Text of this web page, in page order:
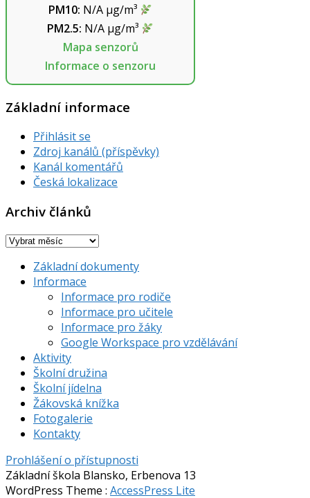
PM10: N/Aµg/m³
PM2.5: N/Aµg/m³
Mapa senzorů
Informace o senzoru
Základní informace
Přihlásit se
Zdroj kanálů (příspěvky)
Kanál komentářů
Česká lokalizace
Archiv článků
Archiv
Základní dokumenty
Informace
Informace pro rodiče
Informace pro učitele
Informace pro žáky
Google Workspace pro vzdělávání
Aktivity
Školní družina
Školní jídelna
Žákovská knížka
Fotogalerie
Kontakty
Prohlášení o přístupnosti
Základní škola Blansko, Erbenova 13
WordPress Theme : AccessPress Lite